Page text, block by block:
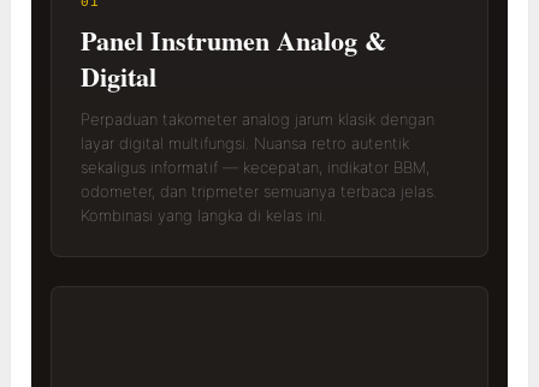
Panel Instrumen Analog &
Digital
Perpaduan takometer analog jarum klasik dengan
layar digital multifungsi. Nuansa retro autentik
sekaligus informatif — kecepatan, indikator BBM,
odometer, dan tripmeter semuanya terbaca jelas.
Kombinasi yang langka di kelas ini.